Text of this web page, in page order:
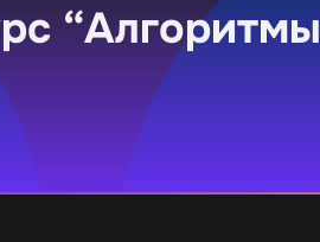
“Алгоритмы